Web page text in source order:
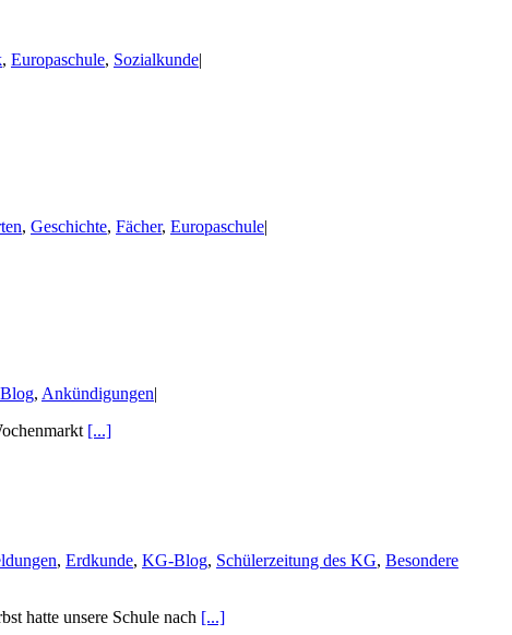
, Europaschule, Sozialkunde|
, Geschichte, Fächer, Europaschule|
, Ankündigungen|
[...]
, Erdkunde, KG-Blog, Schülerzeitung des KG, Besondere
hatte unsere Schule nach [...]